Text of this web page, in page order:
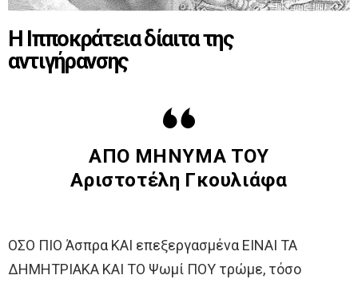
Η Ιπποκράτεια δίαιτα της
αντιγήρανσης
ΑΠΟ ΜΗΝΥΜΑ ΤΟΥ
Αριστοτέλη Γκουλιάφα
ΟΣΟ ΠΙΟ Άσπρα ΚΑΙ επεξεργασμένα ΕΙΝΑΙ ΤΑ
ΔΗΜΗΤΡΙΑΚΑ ΚΑΙ ΤΟ Ψωμί ΠΟΥ τρώμε, τόσο